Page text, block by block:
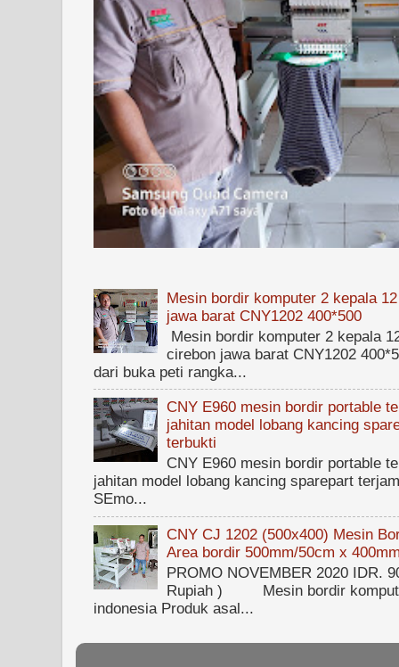
Mesin bordir komputer 2 kepala
jawa barat CNY1202 400*500
Mesin bordir komputer 2 kepala
cirebon jawa barat CNY1202
dari buka peti rangka...
CNY E960 mesin bordir portable
jahitan model lobang kancing
terbukti
CNY E960 mesin bordir portable
jahitan model lobang kancing sparepart
SEmo...
CNY CJ 1202 (500x400) Mesin
Area bordir 500mm/50cm x
PROMO NOVEMBER 2020 IDR.
Rupiah ) Mesin bordir
indonesia Produk asal...